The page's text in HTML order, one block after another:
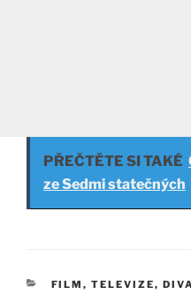
PŘEČTĚTE SI TAKÉ
ze Sedmi statečných
RUBRIKY
FILM, TELEVIZE,